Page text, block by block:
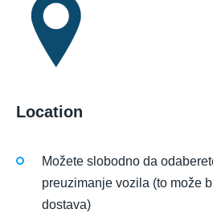
Location
Možete slobodno da
preuzimanje vozila (to može
dostava)